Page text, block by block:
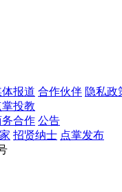
报道 合作伙伴 隐私政
掌投教
务合作 公告
招贤纳士 点掌发布